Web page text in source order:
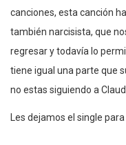
canciones, esta canción
también narcisista, que
regresar y todavía lo
tiene igual una parte que
no estas siguiendo a
Les dejamos el single